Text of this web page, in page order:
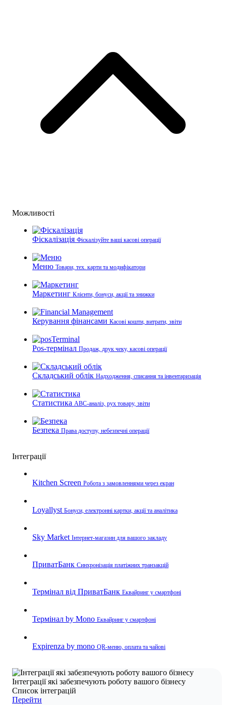
Можливості
Фіскалізація Фіскалізуйте ваші касові операції
Меню Товари, тех. карти та модифікатори
Маркетинг Клієнти, бонуси, акції та знижки
Керування фінансами Касові кошти, витрати, звіти
Pos-термінал Продаж, друк чеку, касові операції
Складський облік Надходження, списання та інвентаризація
Статистика ABC-аналіз, рух товару, звіти
Безпека Права доступу, небезпечні операції
Інтеграції
Kitchen Screen Робота з замовленнями через екран
Loyallyst Бонуси, електронні картки, акції та аналітика
Sky Market Інтернет-магазин для вашого закладу
ПриватБанк Синхронізація платіжних транзакцій
Термінал від ПриватБанк Еквайринг у смартфоні
Термінал by Mono Еквайринг у смартфоні
Expirenza by mono QR-меню, оплата та чайові
Інтеграції які забезпечують роботу вашого бізнесу
Список інтеграцій
Перейти